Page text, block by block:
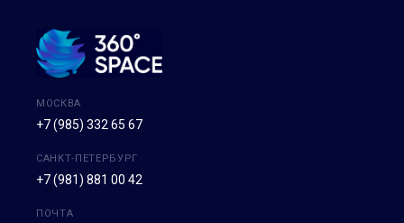
МОСКВА
+7 (985) 332 65 67
САНКТ-ПЕТЕРБУРГ
+7 (981) 881 00 42
ПОЧТА